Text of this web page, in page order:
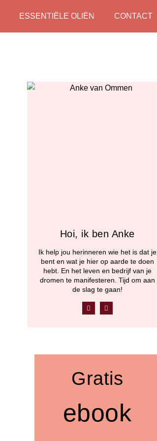
ESSENTIËLE OLIËN CONTACT
Hoi, ik ben Anke
Ik help jou herinneren wie het is dat je
bent en wat je hier op aarde te doen
hebt. En het leven en bedrijf van je
dromen te manifesteren. Tijd om aan
de slag te gaan!
F
a
Y
o
Gratis
ebook